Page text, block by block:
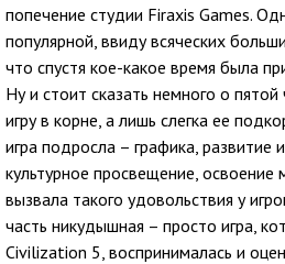
попечение студии Firaxis Games.
популярной, ввиду всяческих
что спустя кое-какое время была
Ну и стоит сказать немного о
игру в корне, а лишь слегка ее
игра подросла – графика, развитие
культурное просвещение,
вызвала такого удовольствия у
часть никудышная – просто игра,
Civilization 5, воспринималась и